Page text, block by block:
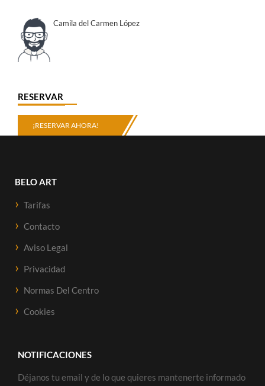
Camila del Carmen López
RESERVAR
¡RESERVAR AHORA!
BELO ART
Tarifas
Contacto
Aviso Legal
Privacidad
Normas Del Centro
Cookies
NOTIFICACIONES
Déjanos tu email y de lo que quieres mantenerte informado